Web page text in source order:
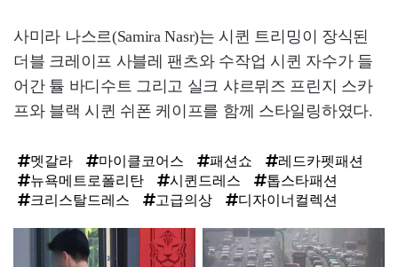
사미라 나스르(Samira Nasr)는 시퀸 트리밍이 장식된
더블 크레이프 사블레 팬츠와 수작업 시퀸 자수가 들
어간 튤 바디수트 그리고 실크 샤르뮈즈 프린지 스카
프와 블랙 시퀸 쉬폰 케이프를 함께 스타일링하였다.
멧갈라 마이클코어스 패션쇼
레드카펫패션
뉴욕메트로폴리탄
시퀸드레스
톱스타패션
크리스탈드레스
고급의상 디자이너컬렉션